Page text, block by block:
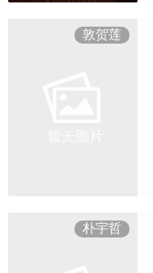
敦贺莲
朴宇哲